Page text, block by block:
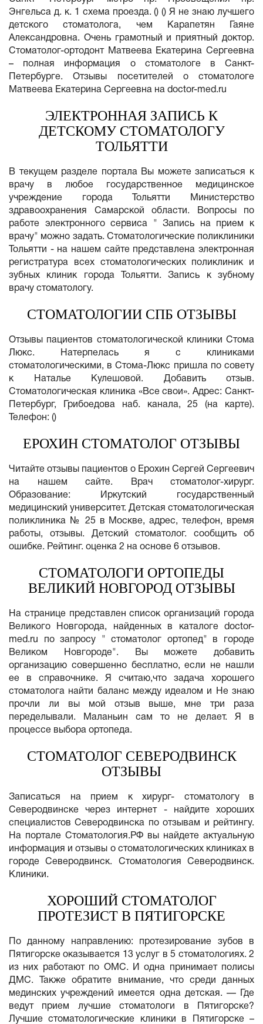
Энгельса д. к. 1 схема проезда. () () Я не знаю лучшего
детского стоматолога, чем Карапетян Гаяне
Александровна. Очень грамотный и приятный доктор.
Стоматолог-ортодонт Матвеева Екатерина Сергеевна
– полная информация о стоматологе в Санкт-
Петербурге. Отзывы посетителей о стоматологе
Матвеева Екатерина Сергеевна на doctor-med.ru
ЭЛЕКТРОННАЯ ЗАПИСЬ К
ДЕТСКОМУ СТОМАТОЛОГУ
ТОЛЬЯТТИ
В текущем разделе портала Вы можете записаться к
врачу в любое государственное медицинское
учреждение города Тольятти Министерство
здравоохранения Самарской области. Вопросы по
работе электронного сервиса " Запись на прием к
врачу" можно задать. Стоматологические поликлиники
Тольятти - на нашем сайте представлена электронная
регистратура всех стоматологических поликлиник и
зубных клиник города Тольятти. Запись к зубному
врачу стоматологу.
СТОМАТОЛОГИИ СПБ ОТЗЫВЫ
Отзывы пациентов стоматологической клиники Стома
Люкс. Натерпелась я с клиниками
стоматологическими, в Стома-Люкс пришла по совету
к Наталье Кулешовой. Добавить отзыв.
Стоматологическая клиника «Все свои». Адрес: Санкт-
Петербург, Грибоедова наб. канала, 25 (на карте).
Телефон: ()
ЕРОХИН СТОМАТОЛОГ ОТЗЫВЫ
Читайте отзывы пациентов о Ерохин Сергей Сергеевич
на нашем сайте. Врач стоматолог-хирург.
Образование: Иркутский государственный
медицинский университет. Детская стоматологическая
поликлиника № 25 в Москве, адрес, телефон, время
работы, отзывы. Детский стоматолог. сообщить об
ошибке. Рейтинг. оценка 2 на основе 6 отзывов.
СТОМАТОЛОГИ ОРТОПЕДЫ
ВЕЛИКИЙ НОВГОРОД ОТЗЫВЫ
На странице представлен список организаций города
Великого Новгорода, найденных в каталоге doctor-
med.ru по запросу " стоматолог ортопед" в городе
Великом Новгороде". Вы можете добавить
организацию совершенно бесплатно, если не нашли
ее в справочнике. Я считаю,что задача хорошего
стоматолога найти баланс между идеалом и Не знаю
прочли ли вы мой отзыв выше, мне три раза
переделывали. Маланьин сам то не делает. Я в
процессе выбора ортопеда.
СТОМАТОЛОГ СЕВЕРОДВИНСК
ОТЗЫВЫ
Записаться на прием к хирург- стоматологу в
Северодвинске через интернет - найдите хороших
специалистов Северодвинска по отзывам и рейтингу.
На портале Стоматология.РФ вы найдете актуальную
информация и отзывы о стоматологических клиниках в
городе Северодвинск. Стоматология Северодвинск.
Клиники.
ХОРОШИЙ СТОМАТОЛОГ
ПРОТЕЗИСТ В ПЯТИГОРСКЕ
По данному направлению: протезирование зубов в
Пятигорске оказывается 13 услуг в 5 стоматологиях. 2
из них работают по ОМС. И одна принимает полисы
ДМС. Также обратите внимание, что среди данных
мединских учреждений имеется одна детская. — Где
ведут прием лучшие стоматологи в Пятигорске?
Лучшие стоматологические клиники в Пятигорске –